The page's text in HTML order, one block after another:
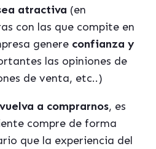
atractiva (en
con las que compite en
genere confianza y
las opiniones de
de venta, etc..)
a comprarnos, es
compre de forma
que la experiencia del